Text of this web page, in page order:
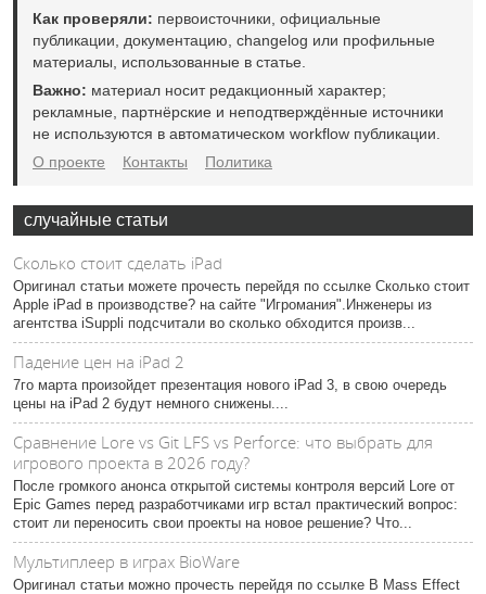
Как проверяли: первоисточники, официальные
публикации, документацию, changelog или профильные
материалы, использованные в статье.
Важно: материал носит редакционный характер;
рекламные, партнёрские и неподтверждённые источники
не используются в автоматическом workflow публикации.
О проекте
Контакты Политика
случайные статьи
Сколько стоит сделать iPad
Оригинал статьи можете прочесть перейдя по ссылке Сколько стоит
Apple iPad в производстве? на сайте "Игромания".Инженеры из
агентства iSuppli подсчитали во сколько обходится произв...
Падение цен на iPad 2
7го марта произойдет презентация нового iPad 3, в свою очередь
цены на iPad 2 будут немного снижены....
Сравнение Lore vs Git LFS vs Perforce: что выбрать для
игрового проекта в 2026 году?
После громкого анонса открытой системы контроля версий Lore от
Epic Games перед разработчиками игр встал практический вопрос:
стоит ли переносить свои проекты на новое решение? Что...
Мультиплеер в играх BioWare
Оригинал статьи можно прочесть перейдя по ссылке В Mass Effect